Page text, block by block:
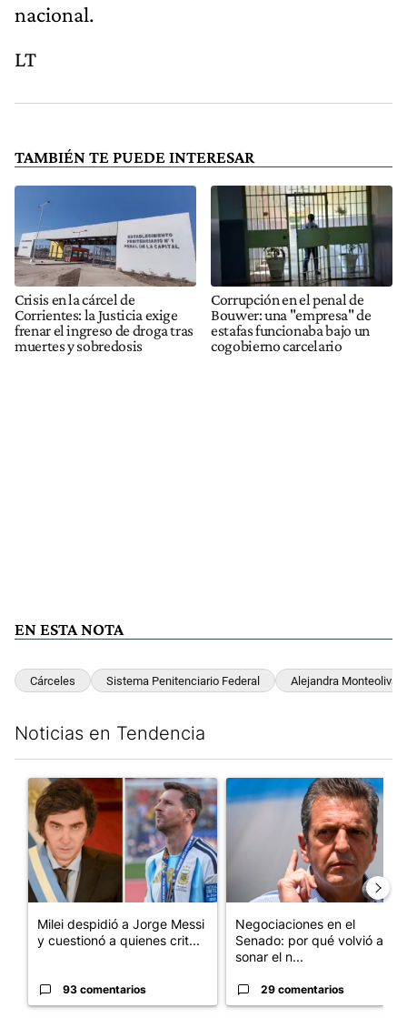
nacional.
LT
TAMBIÉN TE PUEDE INTERESAR
Crisis en la cárcel de
Corrientes: la Justicia exige
frenar el ingreso de droga tras
muertes y sobredosis
Corrupción en el penal de
Bouwer: una "empresa" de
estafas funcionaba bajo un
cogobierno carcelario
EN ESTA NOTA
Cárceles Sistema Penitenciario Federal Alejandra Monteoliva
Noticias en Tendencia
Un artículo de tendencia con el título "Milei despidió a Jorge
Milei despidió a Jorge Messi
y cuestionó a quienes crit...
93 comentarios
Un artículo de tendencia
Negociaciones en el
Senado: por qué volvió a
sonar el n...
29 comentarios